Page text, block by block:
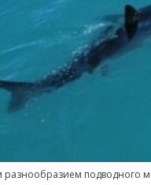
подводного